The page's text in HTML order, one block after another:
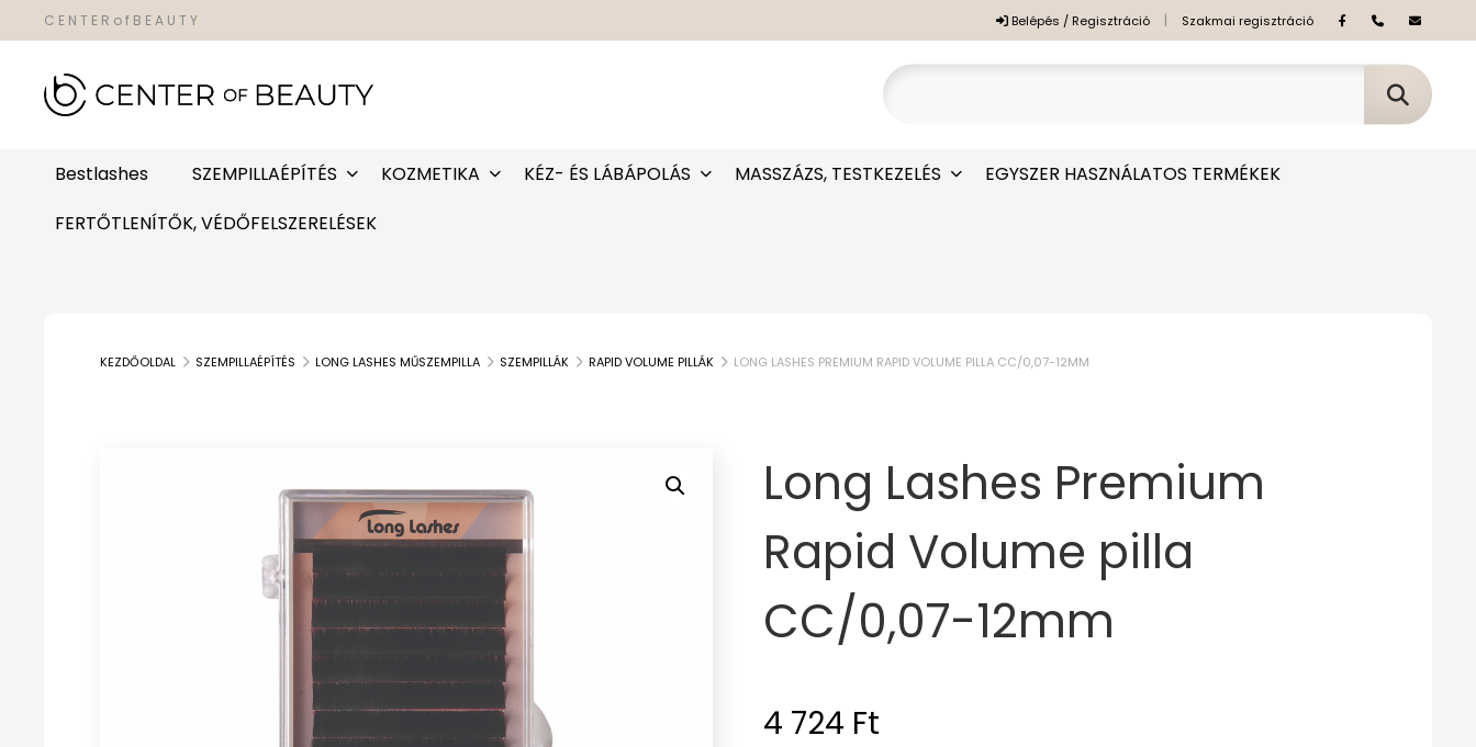
C E N T E R o f B E A U T Y Belépés / Regisztráció | Szakmai regisztráció
Bestlashes SZEMPILLAÉPÍTÉS KOZMETIKA KÉZ- ÉS LÁBÁPOLÁS MASSZÁZS, TESTKEZELÉS
EGYSZER HASZNÁLATOS TERMÉKEK
FERTŐTLENÍTŐK, VÉDŐFELSZERELÉSEK
KEZDŐOLDAL SZEMPILLAÉPÍTÉS LONG LASHES MŰSZEMPILLA SZEMPILLÁK RAPID VOLUME PILLÁK LONG LASHES PREMIUM RAPID VOLUME PILLA CC/0,07-12MM
Long Lashes Premium
Rapid Volume pilla
CC/0,07-12mm
4 724 Ft